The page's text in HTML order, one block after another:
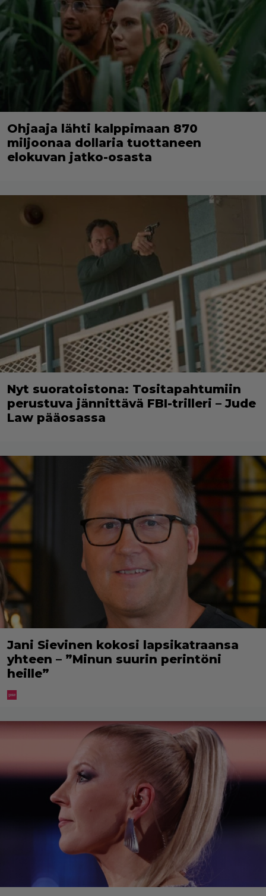
Ohjaaja lähti kalppimaan 870
miljoonaa dollaria tuottaneen
elokuvan jatko-osasta
Nyt suoratoistona: Tositapahtumiin
perustuva jännittävä FBI-trilleri – Jude
Law pääosassa
Jani Sievinen kokosi lapsikatraansa
yhteen – ”Minun suurin perintöni
heille”